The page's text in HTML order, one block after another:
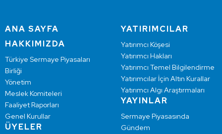
ANA SAYFA
HAKKIMIZDA
Türkiye Sermaye Piyasaları
Birliği
Yönetim
Meslek Komiteleri
Faaliyet Raporları
Genel Kurullar
ÜYELER
YATIRIMCILAR
Yatırımcı Köşesi
Yatırımcı Hakları
Yatırımcı Temel Bilgilendirme
Yatırımcılar İçin Altın Kurallar
Yatırımcı Algı Araştırmaları
YAYINLAR
Sermaye Piyasasında
Gündem